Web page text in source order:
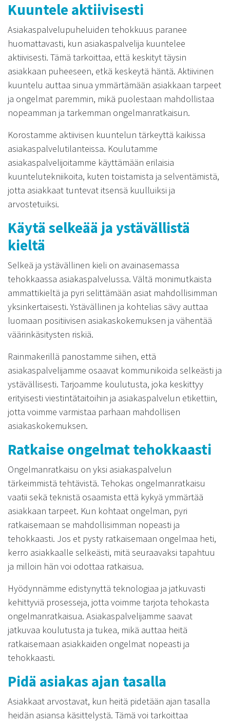
Kuuntele aktiivisesti
Asiakaspalvelupuheluiden tehokkuus paranee
huomattavasti, kun asiakaspalvelija kuuntelee
aktiivisesti. Tämä tarkoittaa, että keskityt täysin
asiakkaan puheeseen, etkä keskeytä häntä. Aktiivinen
kuuntelu auttaa sinua ymmärtämään asiakkaan tarpeet
ja ongelmat paremmin, mikä puolestaan mahdollistaa
nopeamman ja tarkemman ongelmanratkaisun.
Korostamme aktiivisen kuuntelun tärkeyttä kaikissa
asiakaspalvelutilanteissa. Koulutamme
asiakaspalvelijoitamme käyttämään erilaisia
kuuntelutekniikoita, kuten toistamista ja selventämistä,
jotta asiakkaat tuntevat itsensä kuulluiksi ja
arvostetuiksi.
Käytä selkeää ja ystävällistä
kieltä
Selkeä ja ystävällinen kieli on avainasemassa
tehokkaassa asiakaspalvelussa. Vältä monimutkaista
ammattikieltä ja pyri selittämään asiat mahdollisimman
yksinkertaisesti. Ystävällinen ja kohtelias sävy auttaa
luomaan positiivisen asiakaskokemuksen ja vähentää
väärinkäsitysten riskiä.
Rainmakerillä panostamme siihen, että
asiakaspalvelijamme osaavat kommunikoida selkeästi ja
ystävällisesti. Tarjoamme koulutusta, joka keskittyy
erityisesti viestintätaitoihin ja asiakaspalvelun etikettiin,
jotta voimme varmistaa parhaan mahdollisen
asiakaskokemuksen.
Ratkaise ongelmat tehokkaasti
Ongelmanratkaisu on yksi asiakaspalvelun
tärkeimmistä tehtävistä. Tehokas ongelmanratkaisu
vaatii sekä teknistä osaamista että kykyä ymmärtää
asiakkaan tarpeet. Kun kohtaat ongelman, pyri
ratkaisemaan se mahdollisimman nopeasti ja
tehokkaasti. Jos et pysty ratkaisemaan ongelmaa heti,
kerro asiakkaalle selkeästi, mitä seuraavaksi tapahtuu
ja milloin hän voi odottaa ratkaisua.
Hyödynnämme edistynyttä teknologiaa ja jatkuvasti
kehittyviä prosesseja, jotta voimme tarjota tehokasta
ongelmanratkaisua. Asiakaspalvelijamme saavat
jatkuvaa koulutusta ja tukea, mikä auttaa heitä
ratkaisemaan asiakkaiden ongelmat nopeasti ja
tehokkaasti.
Pidä asiakas ajan tasalla
Asiakkaat arvostavat, kun heitä pidetään ajan tasalla
heidän asiansa käsittelystä. Tämä voi tarkoittaa